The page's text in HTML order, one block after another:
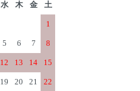
水 木 金 土
1
5 6 7 8
12 13 14 15
19 20 21 22